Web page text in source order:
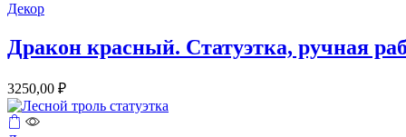
Декор
Дракон красный. Статуэтка, ручная
3250,00 ₽